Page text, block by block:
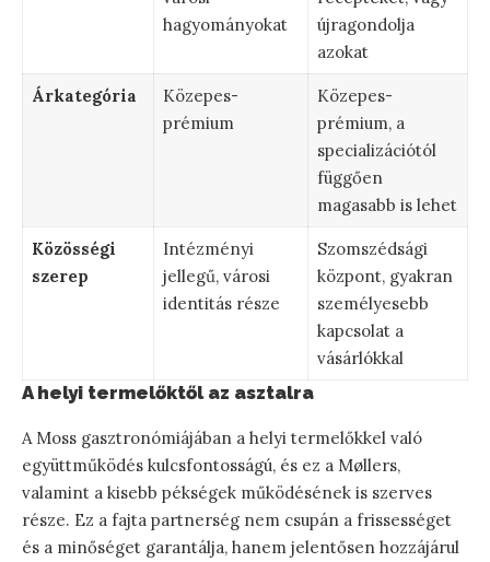
hagyományokat
újragondolja
azokat
Árkategória
Közepes-
prémium
Közepes-
prémium, a
specializációtól
függően
magasabb is lehet
Közösségi
szerep
Intézményi
jellegű, városi
identitás része
Szomszédsági
központ, gyakran
személyesebb
kapcsolat a
vásárlókkal
A helyi termelőktől az asztalra
A Moss gasztronómiájában a helyi termelőkkel való
együttműködés kulcsfontosságú, és ez a Møllers,
valamint a kisebb pékségek működésének is szerves
része. Ez a fajta partnerség nem csupán a frissességet
és a minőséget garantálja, hanem jelentősen hozzájárul